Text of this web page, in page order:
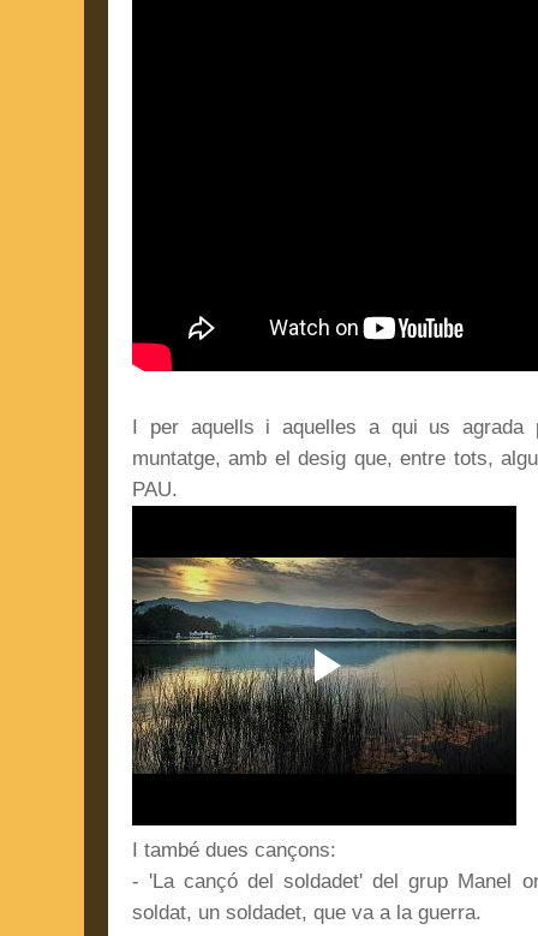
I per aquells i aquelles a qui us agrada
muntatge, amb el desig que, entre tots,
PAU.
I també dues cançons:
- 'La cançó del soldadet' del grup Manel
soldat, un soldadet, que va a la guerra.